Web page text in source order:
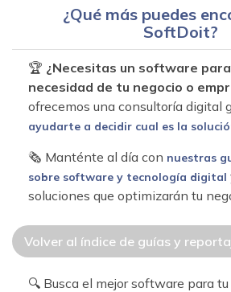
¿Qué más puedes
SoftDoit?
🏆 ¿Necesitas un software
necesidad de tu negocio o
ofrecemos una consultoría digital
ayudarte a decidir cual es la
🗞 Manténte al día con nuestras
sobre software y tecnología digital
soluciones que optimizarán tu
Volver al índice de guías y
🔍 Busca el mejor software para